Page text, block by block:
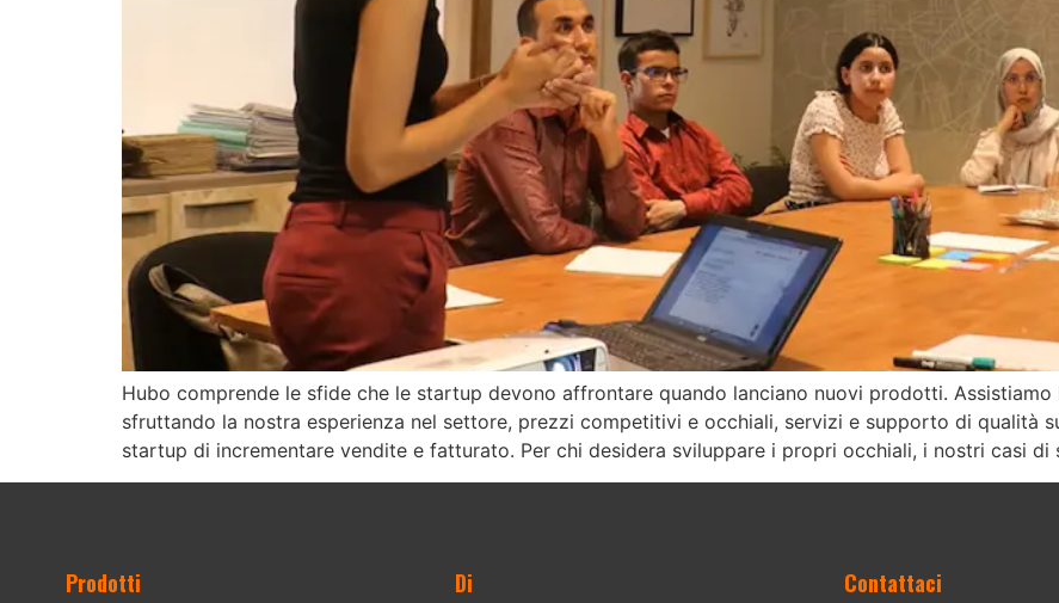
Hubo comprende le sfide che le startup devono affrontare quando lanciano nuovi prodotti.
sfruttando la nostra esperienza nel settore, prezzi competitivi e occhiali, servizi e supporto di qualità
startup di incrementare vendite e fatturato. Per chi desidera sviluppare i propri occhiali, i nostri casi
Prodotti Di Contattaci